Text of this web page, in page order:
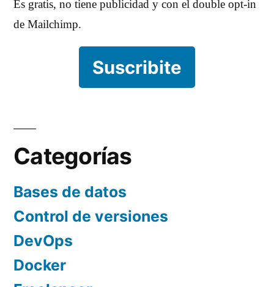
Es gratis, no tiene publicidad y con el double opt-in
de Mailchimp.
Suscribite
Categorías
Bases de datos
Control de versiones
DevOps
Docker